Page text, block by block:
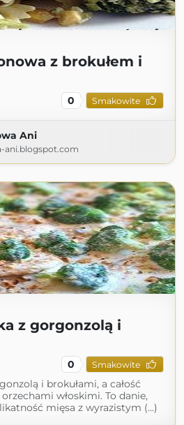
z brokułem i
0 Smakowite
Ani
ani.blogspot.com
z gorgonzolą i
0 Smakowite
i brokułami, a całość
włoskimi. To danie,
mięsa z wyrazistym (...)